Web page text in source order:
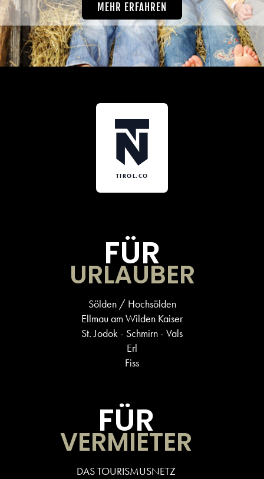
MEHR ERFAHREN
TIROL.CO
FÜR
URLAUBER
Sölden / Hochsölden
Ellmau am Wilden Kaiser
St. Jodok - Schmirn - Vals
Erl
Fiss
FÜR
VERMIETER
DAS TOURISMUSNETZ